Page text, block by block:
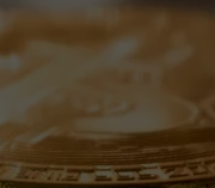
Podatkowe